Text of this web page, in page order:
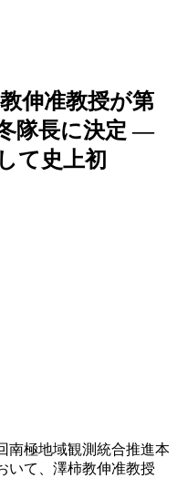
伸准教授が第
隊長に決定 —
て史上初
南極地域観測統合推進本
いて、澤柿教伸准教授